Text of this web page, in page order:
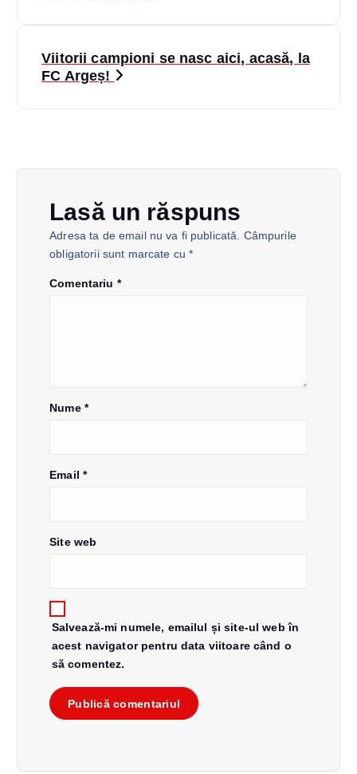
Viitorii campioni se nasc aici, acasă, la
FC Argeș!
Lasă un răspuns
Adresa ta de email nu va fi publicată.
Câmpurile
obligatorii sunt marcate cu*
Comentariu *
Nume *
Email *
Site web
Salvează-mi numele, emailul și site-ul web în
acest navigator pentru data viitoare când o
să comentez.